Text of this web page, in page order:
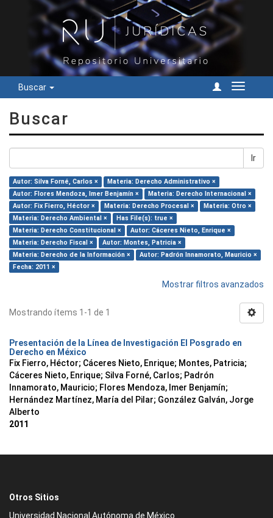
Buscar
Cambiar
Buscar
Ir
Autor: Silva Forné, Carlos ×
Materia: Derecho Administrativo ×
Autor: Flores Mendoza, Imer Benjamín ×
Materia: Derecho Internacional ×
Autor: Fix Fierro, Héctor ×
Materia: Derecho Procesal ×
Materia: Otro ×
Materia: Derecho Ambiental ×
Has File(s): true ×
Materia: Derecho Constitucional ×
Autor: Cáceres Nieto, Enrique ×
Materia: Derecho Fiscal ×
Autor: Montes, Patricia ×
Materia: Derecho de la Información ×
Autor: Padrón Innamorato, Mauricio ×
Fecha: 2011 ×
Mostrar filtros avanzados
Mostrando ítems 1-1 de 1
Presentación de la Línea de Investigación El Posgrado en
Derecho en México
Fix Fierro, Héctor; Cáceres Nieto, Enrique; Montes, Patricia;
Cáceres Nieto, Enrique; Silva Forné, Carlos; Padrón
Innamorato, Mauricio; Flores Mendoza, Imer Benjamín;
Hernández Martínez, María del Pilar; González Galván, Jorge
Alberto
2011
Otros Sitios
Universidad Nacional Autónoma de México